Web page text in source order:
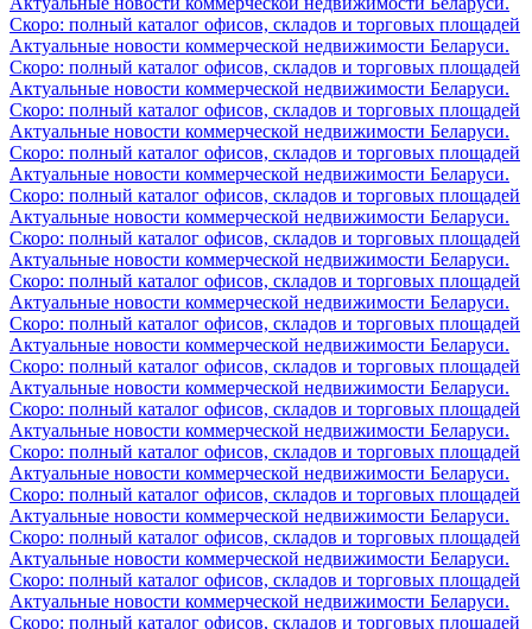
Скоро: полный каталог офисов, складов и торговых площадей
Актуальные новости коммерческой недвижимости Беларуси.
Скоро: полный каталог офисов, складов и торговых площадей
Актуальные новости коммерческой недвижимости Беларуси.
Скоро: полный каталог офисов, складов и торговых площадей
Актуальные новости коммерческой недвижимости Беларуси.
Скоро: полный каталог офисов, складов и торговых площадей
Актуальные новости коммерческой недвижимости Беларуси.
Скоро: полный каталог офисов, складов и торговых площадей
Актуальные новости коммерческой недвижимости Беларуси.
Скоро: полный каталог офисов, складов и торговых площадей
Актуальные новости коммерческой недвижимости Беларуси.
Скоро: полный каталог офисов, складов и торговых площадей
Актуальные новости коммерческой недвижимости Беларуси.
Скоро: полный каталог офисов, складов и торговых площадей
Актуальные новости коммерческой недвижимости Беларуси.
Скоро: полный каталог офисов, складов и торговых площадей
Актуальные новости коммерческой недвижимости Беларуси.
Скоро: полный каталог офисов, складов и торговых площадей
Актуальные новости коммерческой недвижимости Беларуси.
Скоро: полный каталог офисов, складов и торговых площадей
Актуальные новости коммерческой недвижимости Беларуси.
Скоро: полный каталог офисов, складов и торговых площадей
Актуальные новости коммерческой недвижимости Беларуси.
Скоро: полный каталог офисов, складов и торговых площадей
Актуальные новости коммерческой недвижимости Беларуси.
Скоро: полный каталог офисов, складов и торговых площадей
Актуальные новости коммерческой недвижимости Беларуси.
Скоро: полный каталог офисов, складов и торговых площадей